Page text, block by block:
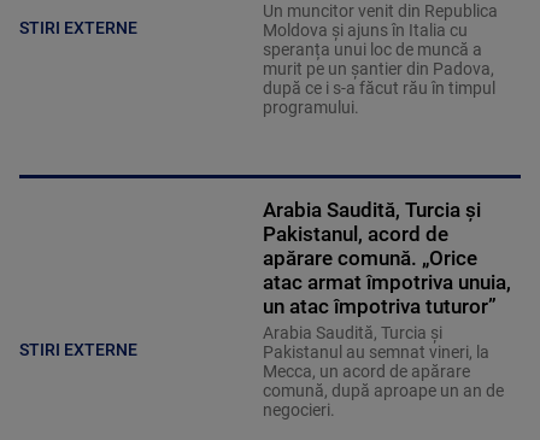
STIRI EXTERNE
Un muncitor venit din Republica
Moldova și ajuns în Italia cu
speranța unui loc de muncă a
murit pe un șantier din Padova,
după ce i s-a făcut rău în timpul
programului.
STIRI EXTERNE
Arabia Saudită, Turcia și
Pakistanul, acord de
apărare comună. „Orice
atac armat împotriva unuia,
un atac împotriva tuturor”
Arabia Saudită, Turcia și
Pakistanul au semnat vineri, la
Mecca, un acord de apărare
comună, după aproape un an de
negocieri.